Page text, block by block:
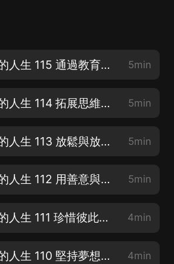
你想活出怎樣的人生 115 通過教育與學習，開啟人生智慧之旅（完） 5min
你想活出怎樣的人生 114 拓展思維領域，構建智慧人生 5min
你想活出怎樣的人生 113 放鬆與放下，尋找人生的輕鬆與快樂 5min
你想活出怎樣的人生 112 用善意與幫助改變世界 5min
你想活出怎樣的人生 111 珍惜彼此關系，創造和諧家庭 4min
你想活出怎樣的人生 110 堅持夢想，追求理想的人生 4min